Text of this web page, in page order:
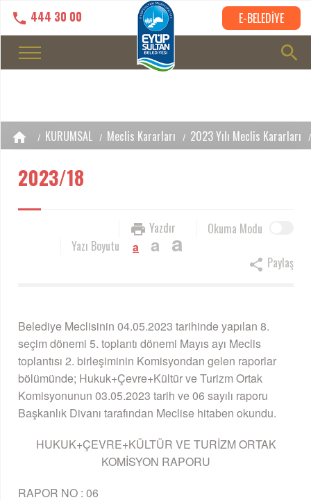
444 30 00 E-BELEDİYE
KURUMSAL Meclis Kararları 2023 Yılı Meclis Kararları
2023/18
Okuma Modu
Yazdır
Yazı Boyutu
a a a
Paylaş
Belediye Meclisinin 04.05.2023 tarihinde yapılan 8.
seçim dönemi 5. toplantı dönemi Mayıs ayı Meclis
toplantısı 2. birleşiminin Komisyondan gelen raporlar
bölümünde; Hukuk+Çevre+Kültür ve Turizm Ortak
Komisyonunun 03.05.2023 tarih ve 06 sayılı raporu
Başkanlık Divanı tarafından Meclise hitaben okundu.
HUKUK+ÇEVRE+KÜLTÜR VE TURİZM ORTAK
KOMİSYON RAPORU
RAPOR NO : 06